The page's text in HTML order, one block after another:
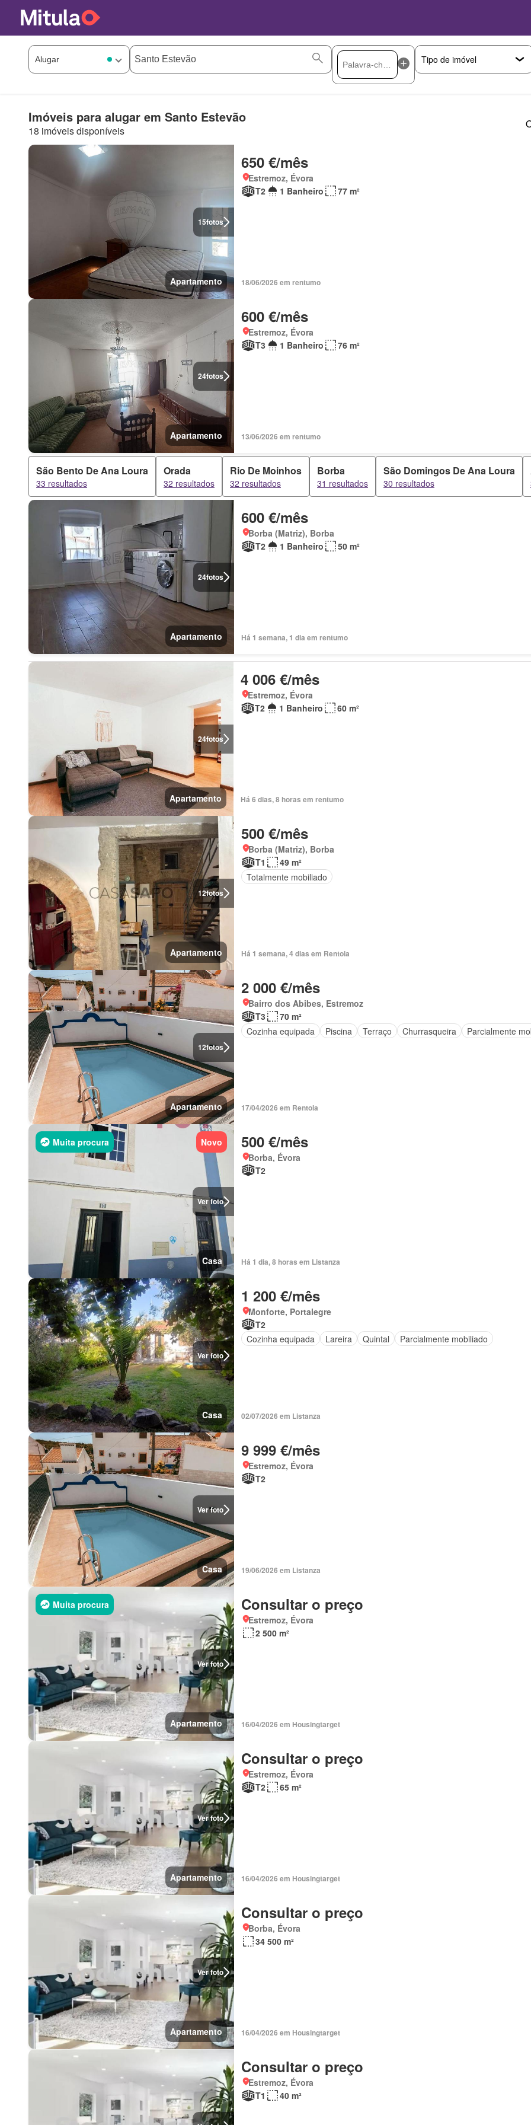
Imóveis para alugar em Santo Estevão
18 imóveis disponíveis
15fotos
Apartamento
650 €/mês
Estremoz, Évora
T2
1 Banheiro 77 m²
18/06/2026 em rentumo
24fotos
Apartamento
600 €/mês
Estremoz, Évora
T3
1 Banheiro 76 m²
13/06/2026 em rentumo
São Bento De Ana Loura
33 resultados
Orada
32 resultados
Rio De Moinhos
32 resultados
Borba
31 resultados
São Domingos De Ana Loura
30 resultados
24fotos
Apartamento
600 €/mês
Borba (Matriz), Borba
T2
1 Banheiro 50 m²
Há 1 semana, 1 dia em rentumo
24fotos
Apartamento
4 006 €/mês
Estremoz, Évora
T2
1 Banheiro 60 m²
Há 6 dias, 8 horas em rentumo
12fotos
Apartamento
500 €/mês
Borba (Matriz), Borba
T1
49 m²
Totalmente mobiliado
Há 1 semana, 4 dias em Rentola
12fotos
Apartamento
2 000 €/mês
Bairro dos Abibes, Estremoz
T3
70 m²
Cozinha equipada
Piscina Terraço Churrasqueira Parcialmente
17/04/2026 em Rentola
Ver foto
Muita procura Novo
Casa
500 €/mês
Borba, Évora
T2
Há 1 dia, 8 horas em Listanza
Ver foto
Casa
1 200 €/mês
Monforte, Portalegre
T2
Cozinha equipada
Lareira Quintal Parcialmente mobiliado
02/07/2026 em Listanza
Ver foto
Casa
9 999 €/mês
Estremoz, Évora
T2
19/06/2026 em Listanza
Ver foto
Muita procura
Apartamento
Consultar o preço
Estremoz, Évora
2 500 m²
16/04/2026 em Housingtarget
Ver foto
Apartamento
Consultar o preço
Estremoz, Évora
T2
65 m²
16/04/2026 em Housingtarget
Ver foto
Apartamento
Consultar o preço
Borba, Évora
34 500 m²
16/04/2026 em Housingtarget
Consultar o preço
Estremoz, Évora
T1
40 m²